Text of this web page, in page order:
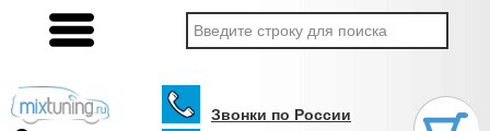
Звонки по России